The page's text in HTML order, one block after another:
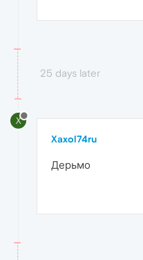
25 days later
X
Xaxol74ru
Дерьмо